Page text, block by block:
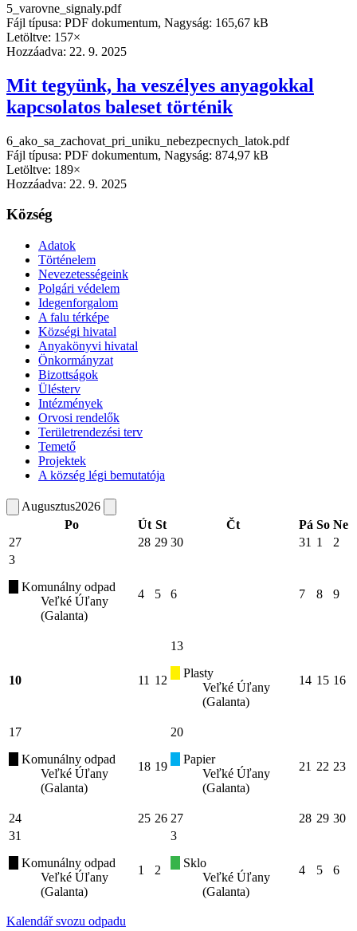
5_varovne_signaly.pdf
Fájl típusa: PDF dokumentum, Nagyság: 165,67 kB
Letöltve: 157×
Hozzáadva: 22. 9. 2025
Mit tegyünk, ha veszélyes anyagokkal
kapcsolatos baleset történik
6_ako_sa_zachovat_pri_uniku_nebezpecnych_latok.pdf
Fájl típusa: PDF dokumentum, Nagyság: 874,97 kB
Letöltve: 189×
Hozzáadva: 22. 9. 2025
Község
Adatok
Történelem
Nevezetességeink
Polgári védelem
Idegenforgalom
A falu térképe
Községi hivatal
Anyakönyvi hivatal
Önkormányzat
Bizottságok
Ülésterv
Intézmények
Orvosi rendelők
Területrendezési terv
Temető
Projektek
A község légi bemutatója
Augusztus2026
Po
Út St Čt Pá So Ne
27
28 29 30 31 1
2
3
Komunálny odpad
Veľké Úľany
(Galanta)
4 5 6 7 8 9
10 11 12
13
Plasty
Veľké Úľany
(Galanta)
14 15 16
17
Komunálny odpad
Veľké Úľany
(Galanta)
18 19
20
Papier
Veľké Úľany
(Galanta)
21 22 23
24 25 26 27 28 29 30
31
Komunálny odpad
Veľké Úľany
(Galanta)
1 2
3
Sklo
Veľké Úľany
(Galanta)
4 5 6
Kalendář svozu odpadu